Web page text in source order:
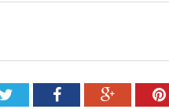
TwitterFacebookGoogle+